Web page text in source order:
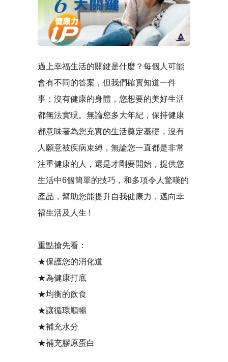
過上幸福生活的關鍵是什麼？每個人可能
會有不同的答案，但我們確實知道一件
事：沒有健康的身體，您想要的美好生活
都無法實現。無論您多大年紀，保持健康
都意味著為您充實的生活奠定基礎，沒有
人願意被疾病束縛，無論您一直都是非常
注重健康的人，還是才剛要開始，提供您
生活中6個簡單的技巧，和多項令人驚嘆的
產品，幫助您能提升自我健康力，邁向幸
福生活及人生 !
重點搶先看：
★保護您的消化道
★為健康打底
★均衡的飲食
★讓循環順暢
★補充水分
★補充膠原蛋白